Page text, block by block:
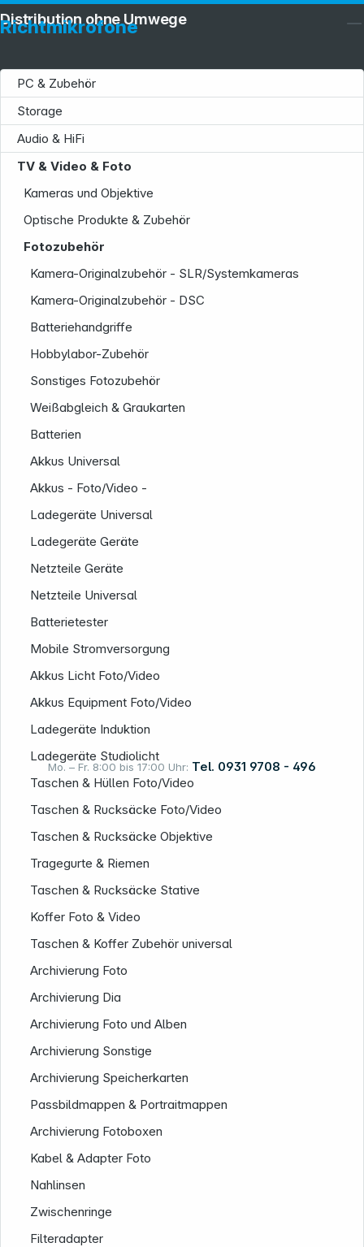
Mo. – Fr. 8:00 bis 17:00 Uhr: Tel. 0931 9708 - 496
Richtmikrofone
PC & Zubehör
Storage
Audio & HiFi
TV & Video & Foto
Kameras und Objektive
Optische Produkte & Zubehör
Fotozubehör
Kamera-Originalzubehör - SLR/Systemkameras
Kamera-Originalzubehör - DSC
Batteriehandgriffe
Hobbylabor-Zubehör
Sonstiges Fotozubehör
Weißabgleich & Graukarten
Batterien
Akkus Universal
Akkus - Foto/Video -
Ladegeräte Universal
Ladegeräte Geräte
Netzteile Geräte
Netzteile Universal
Batterietester
Mobile Stromversorgung
Akkus Licht Foto/Video
Akkus Equipment Foto/Video
Ladegeräte Induktion
Ladegeräte Studiolicht
Taschen & Hüllen Foto/Video
Taschen & Rucksäcke Foto/Video
Taschen & Rucksäcke Objektive
Tragegurte & Riemen
Taschen & Rucksäcke Stative
Koffer Foto & Video
Taschen & Koffer Zubehör universal
Archivierung Foto
Archivierung Dia
Archivierung Foto und Alben
Archivierung Sonstige
Archivierung Speicherkarten
Passbildmappen & Portraitmappen
Archivierung Fotoboxen
Kabel & Adapter Foto
Nahlinsen
Zwischenringe
Filteradapter
Distribution ohne Umwege
Rechtliches